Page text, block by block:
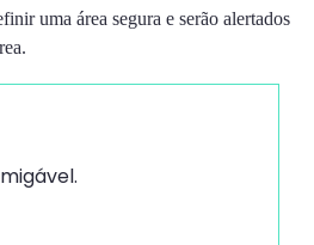
uma área segura e serão alertados